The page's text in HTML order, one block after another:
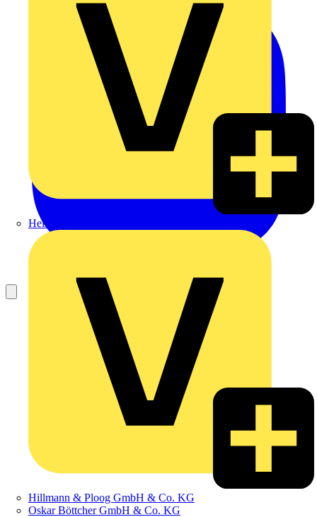
Heinrich Häusler GmbH
Hillmann & Ploog GmbH & Co. KG
Oskar Böttcher GmbH & Co. KG